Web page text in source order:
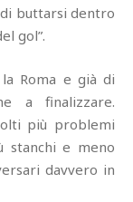
buttarsi dentro
gol”.
Roma e già di
a finalizzare.
più problemi
stanchi e meno
davvero in